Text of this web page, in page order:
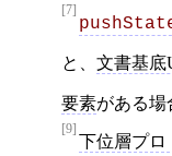
[7]
と、 文書基底
要素がある場
[9]
下位層プロ